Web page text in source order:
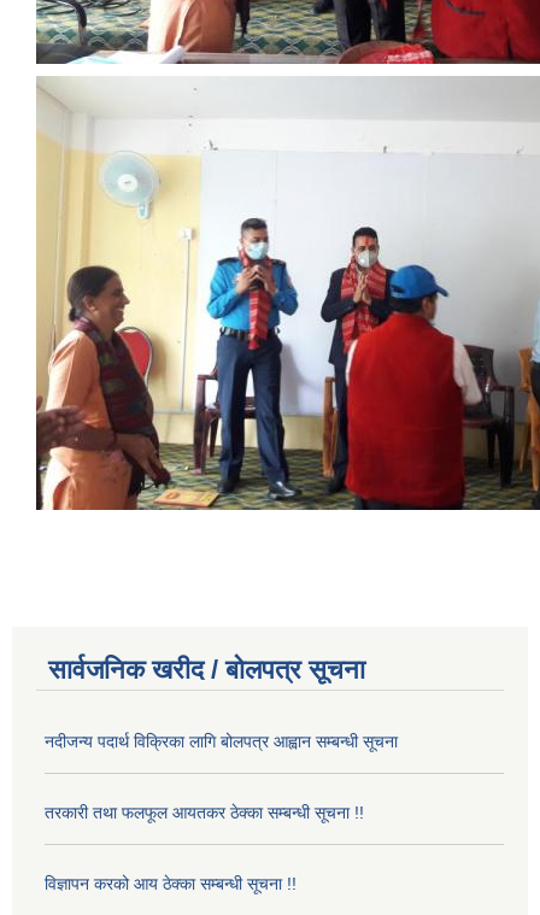
सार्वजनिक खरीद / बोलपत्र सूचना
नदीजन्य पदार्थ विक्रिका लागि बोलपत्र आह्वान सम्बन्धी सूचना
तरकारी तथा फलफूल आयतकर ठेक्का सम्बन्धी सूचना !!
विज्ञापन करको आय ठेक्का सम्बन्धी सूचना !!